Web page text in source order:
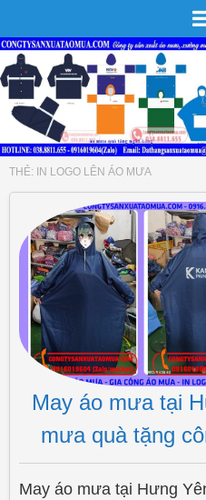
THẺ: IN LOGO LÊN ÁO MƯA
May áo mưa tại
mưa quà tặng
May áo mưa tại Hưng